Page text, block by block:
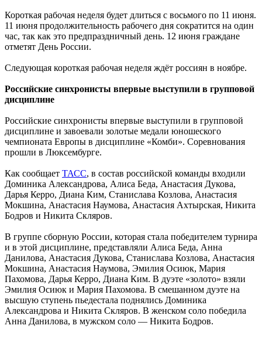
Короткая рабочая неделя будет длиться с восьмого по 11 июня.
11 июня продолжительность рабочего дня сократится на один
час, так как это предпраздничный день. 12 июня граждане
отметят День России.
Следующая короткая рабочая неделя ждёт россиян в ноябре.
Российские синхронисты впервые выступили в групповой
дисциплине
Российские синхронисты впервые выступили в групповой
дисциплине и завоевали золотые медали юношеского
чемпионата Европы в дисциплине «Комби». Соревнования
прошли в Люксембурге.
Как сообщает ТАСС, в состав российской команды входили
Доминика Александрова, Алиса Беда, Анастасия Дукова,
Дарья Керро, Диана Ким, Станислава Козлова, Анастасия
Мокшина, Анастасия Наумова, Анастасия Ахтырская, Никита
Бодров и Никита Скляров.
В группе сборную России, которая стала победителем турнира
и в этой дисциплине, представляли Алиса Беда, Анна
Данилова, Анастасия Дукова, Станислава Козлова, Анастасия
Мокшина, Анастасия Наумова, Эмилия Осиюк, Мария
Пахомова, Дарья Керро, Диана Ким. В дуэте «золото» взяли
Эмилия Осиюк и Мария Пахомова. В смешанном дуэте на
высшую ступень пьедестала поднялись Доминика
Александрова и Никита Скляров. В женском соло победила
Анна Данилова, в мужском соло — Никита Бодров.